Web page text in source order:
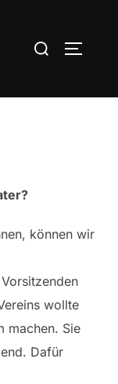
Suchen
können wir
wollte
machen. Sie
Dafür